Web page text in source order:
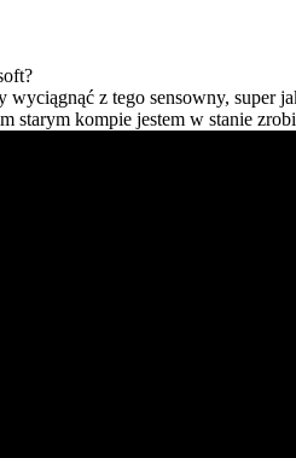
z tego sensowny, super
starym kompie jestem w stanie